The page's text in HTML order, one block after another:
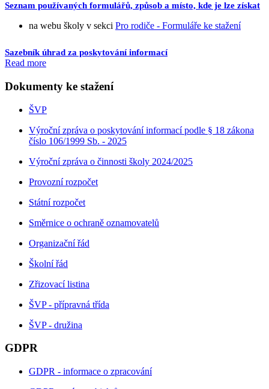
Seznam používaných formulářů, způsob a místo, kde je lze získat
na webu školy v sekci Pro rodiče - Formuláře ke stažení
Sazebník úhrad za poskytování informací
Read more
Dokumenty ke stažení
ŠVP
Výroční zpráva o poskytování informací podle § 18 zákona
číslo 106/1999 Sb. - 2025
Výroční zpráva o činnosti školy 2024/2025
Provozní rozpočet
Státní rozpočet
Směrnice o ochraně oznamovatelů
Organizační řád
Školní řád
Zřizovací listina
ŠVP - přípravná třída
ŠVP - družina
GDPR
GDPR - informace o zpracování